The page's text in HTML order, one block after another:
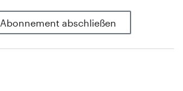
Abonnement abschließen